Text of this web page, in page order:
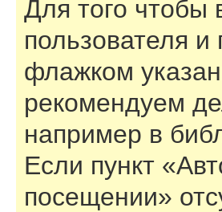
Для того чтобы
пользователя
флажком
рекомендуем
например в
Если пункт
посещении»